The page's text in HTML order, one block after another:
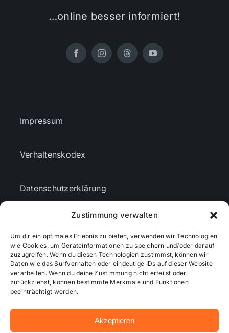
Zustimmung verwalten
Um dir ein optimales Erlebnis zu bieten, verwenden wir Technologien
wie Cookies, um Geräteinformationen zu speichern und/oder darauf
zuzugreifen. Wenn du diesen Technologien zustimmst, können wir
Daten wie das Surfverhalten oder eindeutige IDs auf dieser Website
verarbeiten. Wenn du deine Zustimmung nicht erteilst oder
zurückziehst, können bestimmte Merkmale und Funktionen
beeinträchtigt werden.
Akzeptieren
…online besser informiert!
Impressum
Verhaltenskodex
Datenschutzerklärung
Cookie-Richtlinie (EU)
Mediendaten
© 2026 - Wiesbadenaktuell ...online besser informiert!